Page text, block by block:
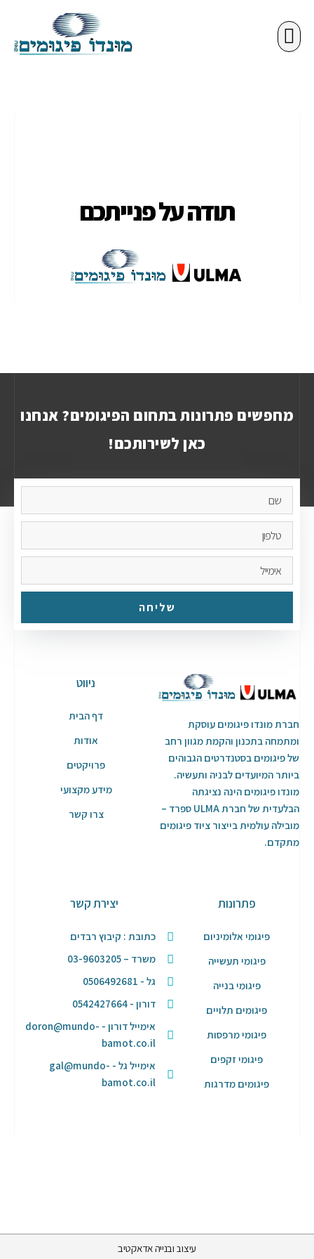
תודה על פנייתכם
מחפשים פתרונות בתחום הפיגומים? אנחנו
כאן לשירותכם!
שליחה
חברת מונדו פיגומים עוסקת
ומתמחה בתכנון והקמת מגוון רחב
של פיגומים בסטנדרטים הגבוהים
ביותר המיועדים לבניה ותעשיה.
מונדו פיגומים הינה נציגתה
הבלעדית של חברת ULMA ספרד –
מובילה עולמית בייצור ציוד פיגומים
מתקדם.
ניווט
דף הבית
אודות
פרויקטים
מידע מקצועי
צרו קשר
פתרונות
פיגומי אלומיניום
פיגומי תעשייה
פיגומי בנייה
פיגומים תלויים
פיגומי מרפסות
פיגומי זקפים
פיגומים מדרגות
יצירת קשר
כתובת : קיבוץ רבדים
משרד – 03-9603205
גל - 0506492681
דורון - 0542427664
אימייל דורון - doron@mundo-
bamot.co.il
אימייל גל - gal@mundo-
bamot.co.il
עיצוב ובנייה אדאקטיב